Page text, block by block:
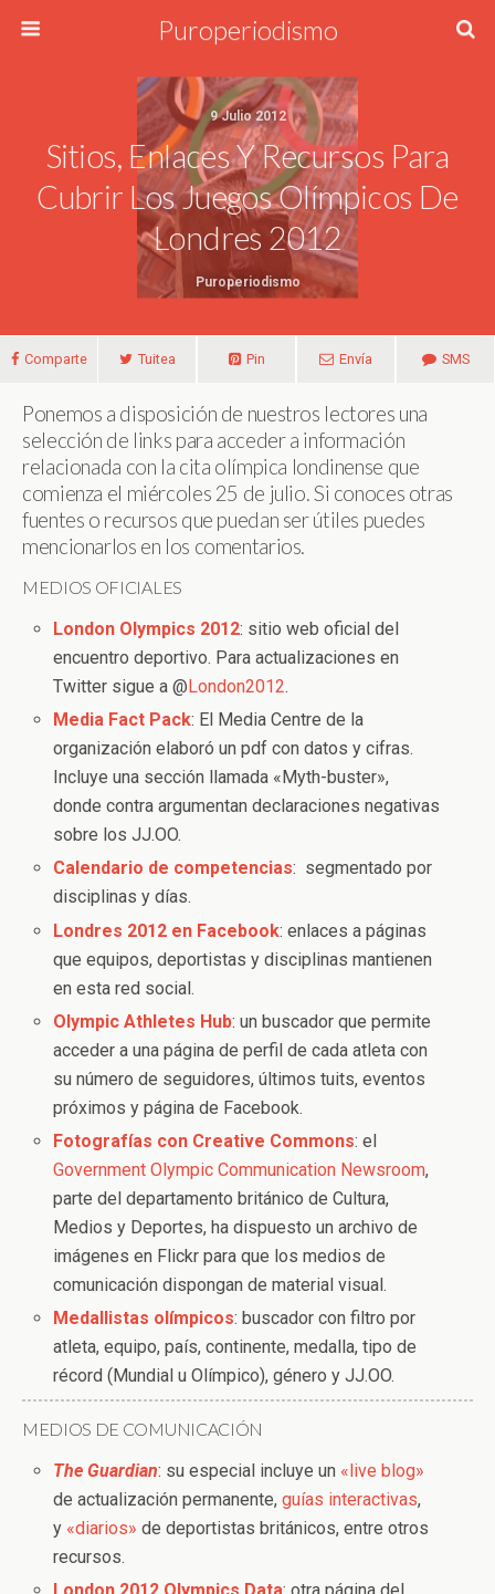
Puroperiodismo
9 Julio 2012
Sitios, Enlaces Y Recursos Para
Cubrir Los Juegos Olímpicos De
Londres 2012
Puroperiodismo
Comparte Tuitea Pin Envía SMS
Ponemos a disposición de nuestros lectores una
selección de links para acceder a información
relacionada con la cita olímpica londinense que
comienza el miércoles 25 de julio. Si conoces otras
fuentes o recursos que puedan ser útiles puedes
mencionarlos en los comentarios.
MEDIOS OFICIALES
London Olympics 2012: sitio web oficial del
encuentro deportivo. Para actualizaciones en
Twitter sigue a @London2012.
Media Fact Pack: El Media Centre de la
organización elaboró un pdf con datos y cifras.
Incluye una sección llamada «Myth-buster»,
donde contra argumentan declaraciones negativas
sobre los JJ.OO.
Calendario de competencias: segmentado por
disciplinas y días.
Londres 2012 en Facebook: enlaces a páginas
que equipos, deportistas y disciplinas mantienen
en esta red social.
Olympic Athletes Hub: un buscador que permite
acceder a una página de perfil de cada atleta con
su número de seguidores, últimos tuits, eventos
próximos y página de Facebook.
Fotografías con Creative Commons: el
Government Olympic Communication Newsroom,
parte del departamento británico de Cultura,
Medios y Deportes, ha dispuesto un archivo de
imágenes en Flickr para que los medios de
comunicación dispongan de material visual.
Medallistas olímpicos: buscador con filtro por
atleta, equipo, país, continente, medalla, tipo de
récord (Mundial u Olímpico), género y JJ.OO.
MEDIOS DE COMUNICACIÓN
The Guardian: su especial incluye un «live blog»
de actualización permanente,guías interactivas,
y «diarios» de deportistas británicos, entre otros
recursos.